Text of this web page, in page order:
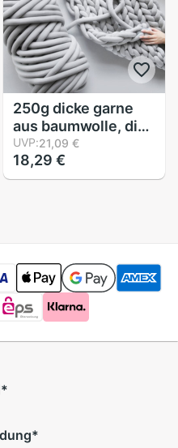
250g dicke garne
aus baumwolle, diy-
handstricken,
häkeln, spinnen,
decken, wollgarn,
UVP:21,09 €
18,29 €
*
*